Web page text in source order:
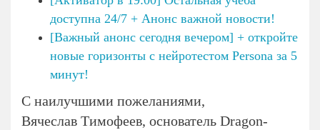
доступна 24/7 + Анонс важной новости!
[Важный анонс сегодня вечером] + откройте
новые горизонты с нейротестом Persona за 5
минут!
С наилучшими пожеланиями,
Вячеслав Тимофеев, основатель Dragon-